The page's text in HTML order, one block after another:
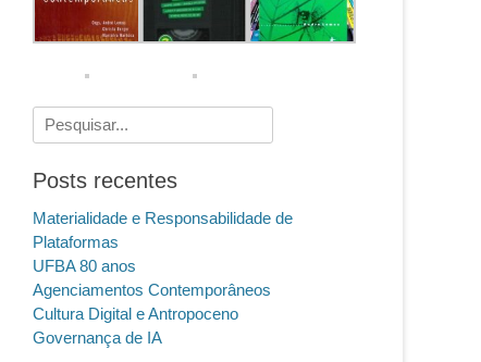
Pesquisar
por:
Posts recentes
Materialidade e Responsabilidade de
Plataformas
UFBA 80 anos
Agenciamentos Contemporâneos
Cultura Digital e Antropoceno
Governança de IA